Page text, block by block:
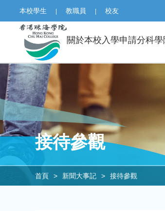
本校學生 | 教職員 | 校友
關於本校入學申請分科學
接待參觀
首頁 > 新聞大事記 > 接待參觀